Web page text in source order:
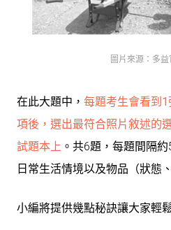
圖片來源：多
在此大題中， 每題考生會看到
項後，選出最符合照片敘述的
試題本上 。共6題，每題間隔
日常生活情境以及物品（狀態
小編將提供幾點秘訣讓大家輕